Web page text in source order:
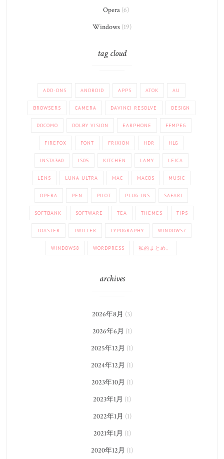
Opera(6)
Windows (19)
tag cloud
ADD-ONS ANDROID APPS ATOK AU
BROWSERS CAMERA DAVINCI RESOLVE DESIGN
DOCOMO DOLBY VISION EARPHONE FFMPEG
FIREFOX FONT FRIXION HDR HLG
INSTA360 IS05 KITCHEN LAMY LEICA
LENS LUNA ULTRA MAC MACOS MUSIC
OPERA PEN PILOT PLUG-INS SAFARI
SOFTBANK SOFTWARE TEA THEMES TIPS
TOASTER TWITTER TYPOGRAPHY WINDOWS7
WINDOWS8 WORDPRESS 私的まとめ。
archives
2026年8月 (3)
2026年6月 (1)
2025年12月 (1)
2024年12月 (1)
2023年10月 (1)
2023年1月 (1)
2022年1月 (1)
2021年1月 (1)
2020年12月 (1)